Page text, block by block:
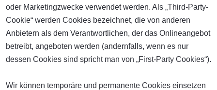
oder Marketingzwecke verwendet werden. Als „Third-Party-
Cookie“ werden Cookies bezeichnet, die von anderen
Anbietern als dem Verantwortlichen, der das Onlineangebot
betreibt, angeboten werden (andernfalls, wenn es nur
dessen Cookies sind spricht man von „First-Party Cookies“).
Wir können temporäre und permanente Cookies einsetzen